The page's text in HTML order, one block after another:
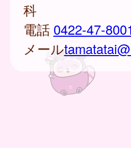
科
電話 0422-47-8001
メール